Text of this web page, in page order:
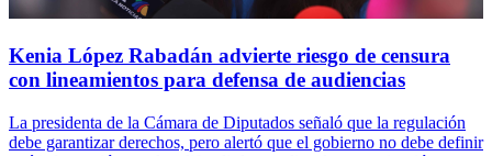
Kenia López Rabadán advierte riesgo de censura
con lineamientos para defensa de audiencias
La presidenta de la Cámara de Diputados señaló que la regulación
debe garantizar derechos, pero alertó que el gobierno no debe definir